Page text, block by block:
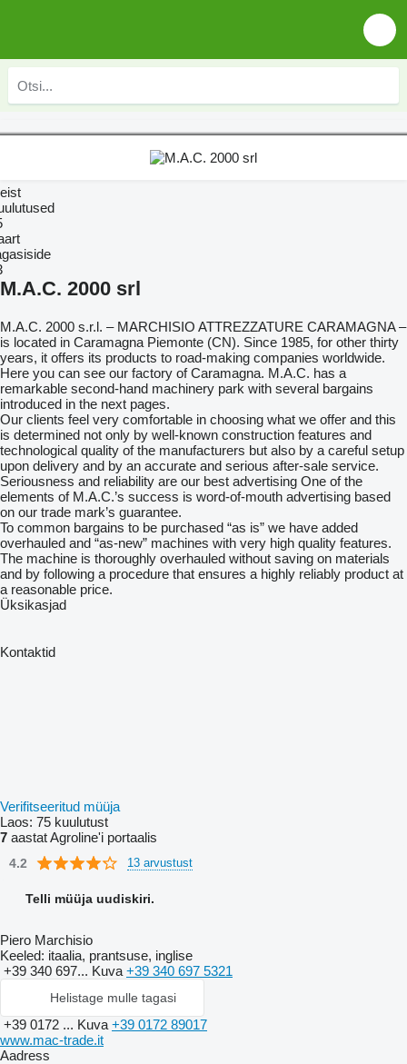
M.A.C. 2000 srl
M.A.C. 2000 s.r.l. – MARCHISIO ATTREZZATURE CARAMAGNA –
is located in Caramagna Piemonte (CN). Since 1985, for other thirty
years, it offers its products to road-making companies worldwide.
Here you can see our factory of Caramagna. M.A.C. has a
remarkable second-hand machinery park with several bargains
introduced in the next pages.
Our clients feel very comfortable in choosing what we offer and this
is determined not only by well-known construction features and
technological quality of the manufacturers but also by a careful setup
upon delivery and by an accurate and serious after-sale service.
Seriousness and reliability are our best advertising One of the
elements of M.A.C.’s success is word-of-mouth advertising based
on our trade mark’s guarantee.
To common bargains to be purchased “as is” we have added
overhauled and “as-new” machines with very high quality features.
The machine is thoroughly overhauled without saving on materials
and by following a procedure that ensures a highly reliably product at
a reasonable price.
Üksikasjad
Kontaktid
Verifitseeritud müüja
Laos: 75 kuulutust
7 aastat Agroline'i portaalis
4.2 13 arvustust
Telli müüja uudiskiri.
Piero Marchisio
Keeled: itaalia, prantsuse, inglise
+39 340 697... Kuva +39 340 697 5321
Helistage mulle tagasi
+39 0172 ... Kuva +39 0172 89017
www.mac-trade.it
Aadress